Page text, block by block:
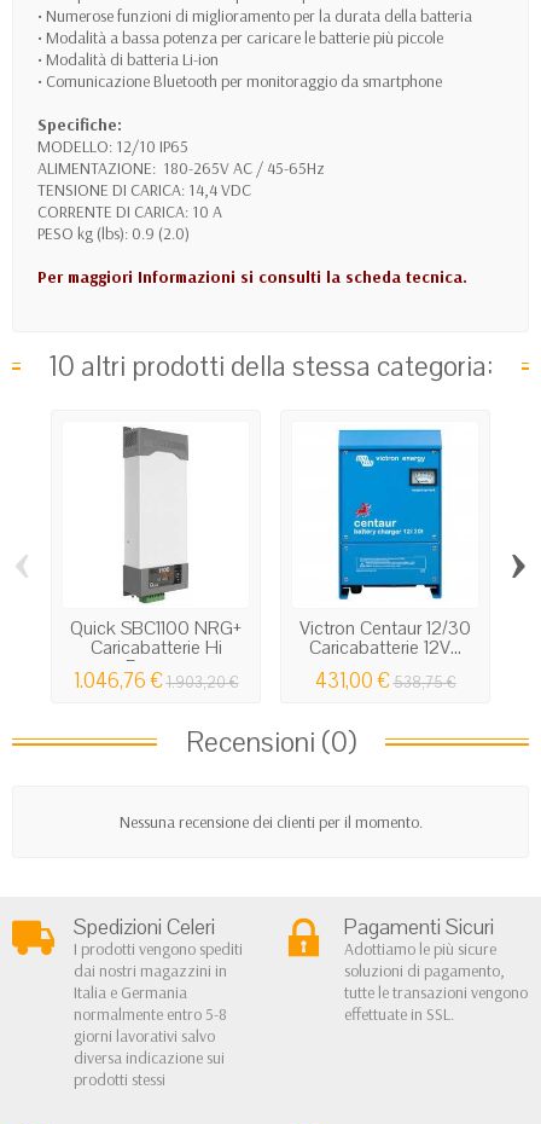
• Numerose funzioni di miglioramento per la durata della batteria
• Modalità a bassa potenza per caricare le batterie più piccole
• Modalità di batteria Li-ion
• Comunicazione Bluetooth per monitoraggio da smartphone
Specifiche:
MODELLO: 12/10 IP65
ALIMENTAZIONE: 180-265V AC / 45-65Hz
TENSIONE DI CARICA: 14,4 VDC
CORRENTE DI CARICA: 10 A
PESO kg (lbs): 0.9 (2.0)
Per maggiori Informazioni si consulti la scheda tecnica.
10 altri prodotti della stessa categoria:
Quick SBC1100 NRG+
Caricabatterie Hi
Power...
1.046,76 €1.903,20 €
Victron Centaur 12/30
Caricabatterie 12V...
431,00 €538,75 €
‹ ›
Recensioni (0)
Nessuna recensione dei clienti per il momento.
Spedizioni Celeri
I prodotti vengono spediti
dai nostri magazzini in
Italia e Germania
normalmente entro 5-8
giorni lavorativi salvo
diversa indicazione sui
prodotti stessi
Pagamenti Sicuri
Adottiamo le più sicure
soluzioni di pagamento,
tutte le transazioni vengono
effettuate in SSL.